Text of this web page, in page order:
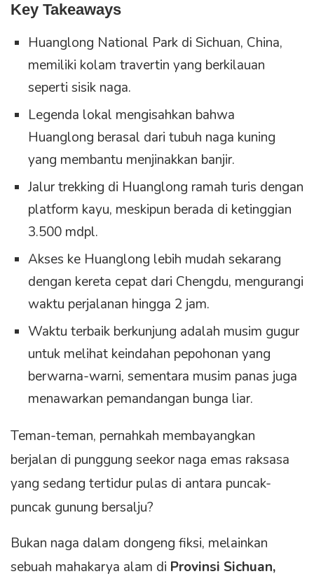
Key Takeaways
Huanglong National Park di Sichuan, China,
memiliki kolam travertin yang berkilauan
seperti sisik naga.
Legenda lokal mengisahkan bahwa
Huanglong berasal dari tubuh naga kuning
yang membantu menjinakkan banjir.
Jalur trekking di Huanglong ramah turis dengan
platform kayu, meskipun berada di ketinggian
3.500 mdpl.
Akses ke Huanglong lebih mudah sekarang
dengan kereta cepat dari Chengdu, mengurangi
waktu perjalanan hingga 2 jam.
Waktu terbaik berkunjung adalah musim gugur
untuk melihat keindahan pepohonan yang
berwarna-warni, sementara musim panas juga
menawarkan pemandangan bunga liar.
Teman-teman, pernahkah membayangkan
berjalan di punggung seekor naga emas raksasa
yang sedang tertidur pulas di antara puncak-
puncak gunung bersalju?
Bukan naga dalam dongeng fiksi, melainkan
sebuah mahakarya alam di Provinsi Sichuan,